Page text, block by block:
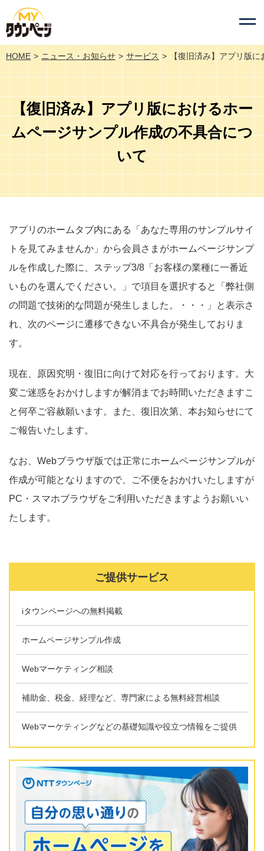
HOME ニュース・お知らせ サービス 【復旧済み】アプリ版
【復旧済み】アプリ版におけるホー
ムページサンプル作成の不具合につ
いて
アプリのホームタブ内にある「あなた専用のサンプルサイ
トを見てみませんか」から会員さまがホームページサンプ
ルを作成した際に、ステップ3/8「お客様の業種に一番近
いものを選んでください。」で項目を選択すると「弊社側
の問題で技術的な問題が発生しました。・・・」と表示さ
れ、次のページに遷移できない不具合が発生しておりま
す。
現在、原因究明・復旧に向けて対応を行っております。大
変ご迷惑をおかけしますが解消までお時間いただきますこ
と何卒ご容赦願います。また、復旧次第、本お知らせにて
ご報告いたします。
なお、Webブラウザ版では正常にホームページサンプルが
作成が可能となりますので、ご不便をおかけいたしますが
PC・スマホブラウザをご利用いただきますようお願いい
たします。
ご提供サービス
iタウンページへの無料掲載
ホームページサンプル作成
Webマーケティング相談
補助金、税金、経理など、専門家による無料経営相談
Webマーケティングなどの基礎知識や役立つ情報をご提供